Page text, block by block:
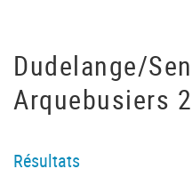
Dudelange/
Arquebusiers 2
Résultats